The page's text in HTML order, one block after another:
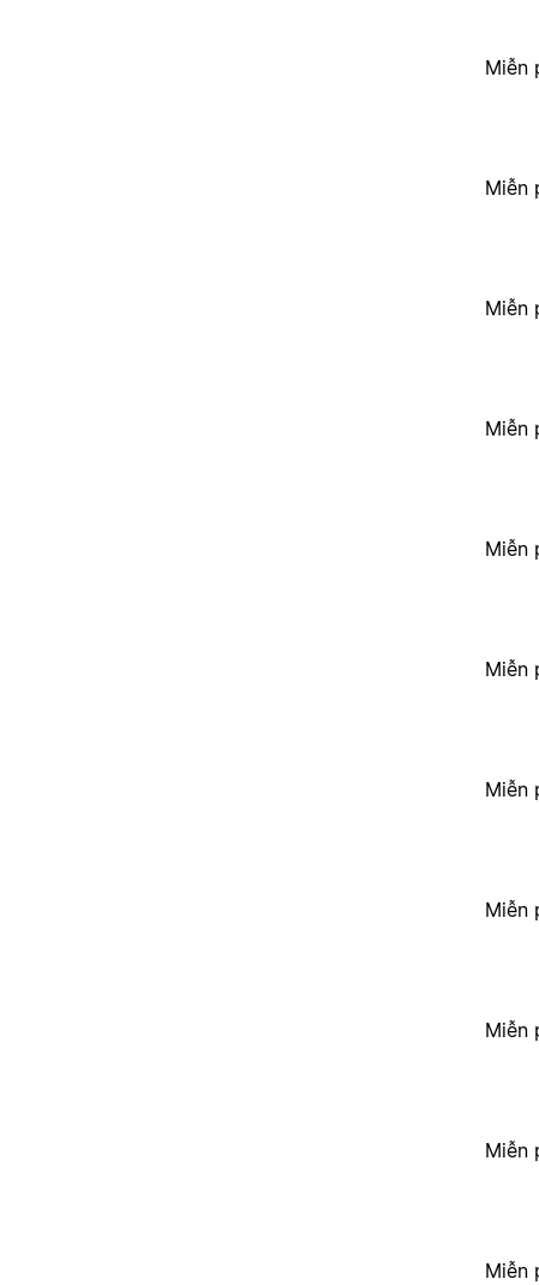
Miễn
Miễn
Miễn
Miễn
Miễn
Miễn
Miễn
Miễn
Miễn
Miễn
Miễn